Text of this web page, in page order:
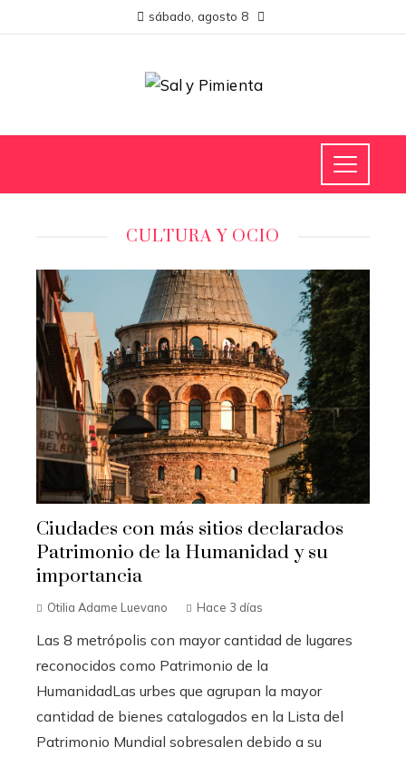
sábado, agosto 8
CULTURA Y OCIO
Ciudades con más sitios declarados
Patrimonio de la Humanidad y su
importancia
Otilia Adame Luevano Hace 3 días
Las 8 metrópolis con mayor cantidad de lugares
reconocidos como Patrimonio de la
HumanidadLas urbes que agrupan la mayor
cantidad de bienes catalogados en la Lista del
Patrimonio Mundial sobresalen debido a su